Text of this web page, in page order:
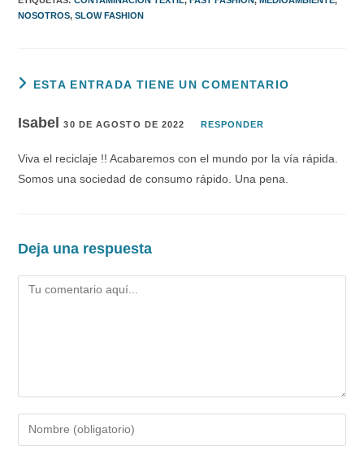
NOSOTROS, SLOW FASHION
ESTA ENTRADA TIENE UN COMENTARIO
Isabel30 DE AGOSTO DE 2022 RESPONDER
Viva el reciclaje !! Acabaremos con el mundo por la vía rápida.
Somos una sociedad de consumo rápido. Una pena.
Deja una respuesta
Comentario
Introduce
tu